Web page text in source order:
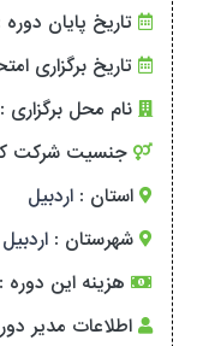
تاریخ پایان دوره
تاریخ برگزاری
نام محل برگزاری :
جنسیت شرکت
استان : اردبیل
شهرستان : اردبیل
هزینه این دوره :
اطلاعات مدیر